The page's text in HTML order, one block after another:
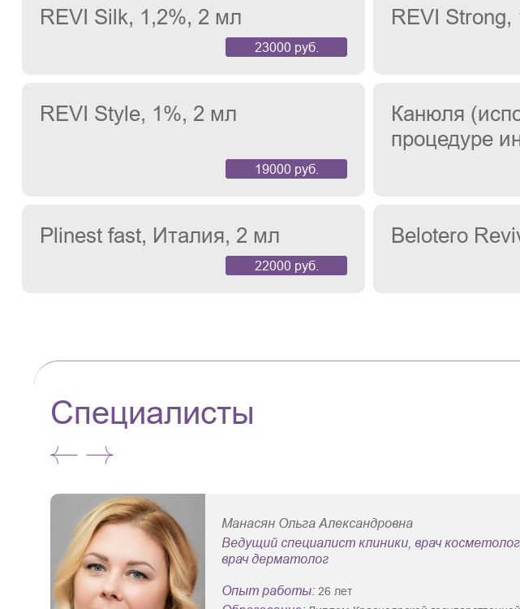
REVI Silk, 1,2%, 2 мл
23000 руб.
REVI
REVI Style, 1%, 2 мл
19000 руб.
Канюля
процедуре
Plinest fast, Италия, 2 мл
22000 руб.
Belotero
Специалисты
Манасян Ольга Александровна
Ведущий специалист клиники, врач косметолог,
врач дерматолог
Опыт работы: 26 лет